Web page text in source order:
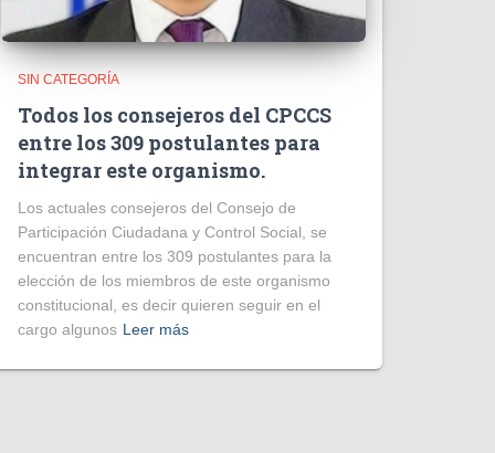
SIN CATEGORÍA
Todos los consejeros del CPCCS
entre los 309 postulantes para
integrar este organismo.
Los actuales consejeros del Consejo de
Participación Ciudadana y Control Social, se
encuentran entre los 309 postulantes para la
elección de los miembros de este organismo
constitucional, es decir quieren seguir en el
cargo algunos Leer más